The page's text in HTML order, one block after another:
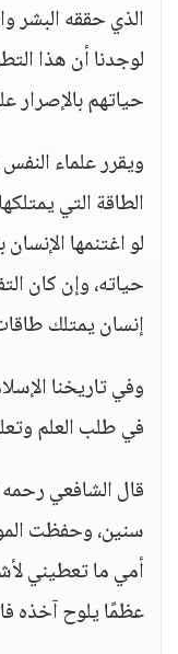
الذي حققه البشر
لوجدنا أن هذا
حياتهم بالإصرار
ويقرر علماء
الطاقة التي
لو اغتنمها
حياته، وإن كان
إنسان يمتلك
وفي تاريخنا
في طلب العلم
قال الشافعي رحمه
سنين، وحفظت
أمي ما تعطيني
عظمًا يلوح آخذه